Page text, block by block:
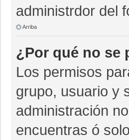
administrdor del
Arriba
¿Por qué no se
Los permisos
grupo, usuario y
administración
encuentras ó